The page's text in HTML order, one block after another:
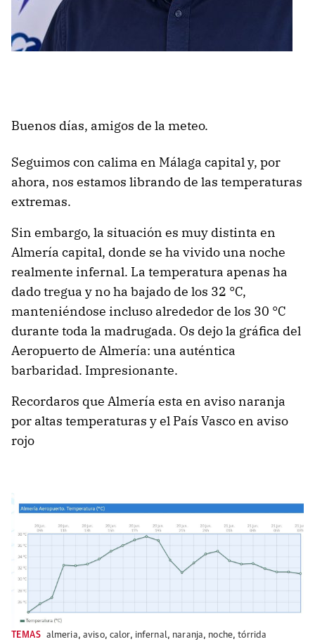
Buenos días, amigos de la meteo.
Seguimos con calima en Málaga capital y, por
ahora, nos estamos librando de las temperaturas
extremas.
Sin embargo, la situación es muy distinta en
Almería capital, donde se ha vivido una noche
realmente infernal. La temperatura apenas ha
dado tregua y no ha bajado de los 32 °C,
manteniéndose incluso alrededor de los 30 °C
durante toda la madrugada. Os dejo la gráfica del
Aeropuerto de Almería: una auténtica
barbaridad. Impresionante.
Recordaros que Almería esta en aviso naranja
por altas temperaturas y el País Vasco en aviso
rojo
TEMAS almeria, aviso, calor, infernal, naranja, noche,tórrida